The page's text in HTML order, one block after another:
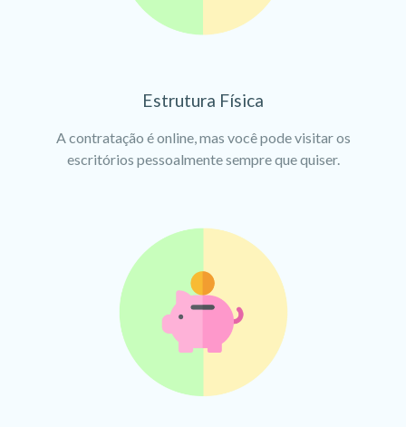
Estrutura Física
A contratação é online, mas você pode visitar os
escritórios pessoalmente sempre que quiser.